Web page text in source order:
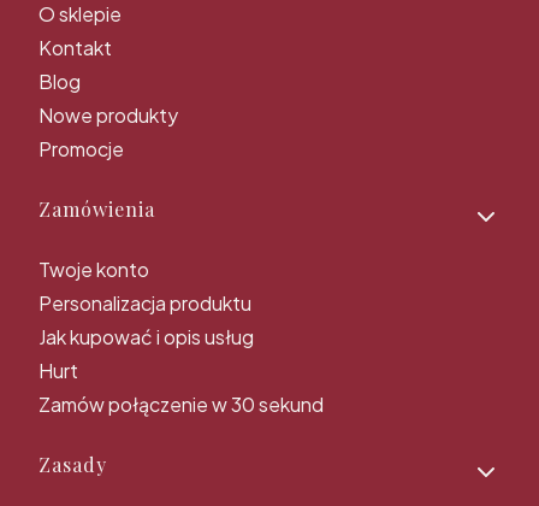
O sklepie
Kontakt
Blog
Nowe produkty
Promocje
Zamówienia
Twoje konto
Personalizacja produktu
Jak kupować i opis usług
Hurt
Zamów połączenie w 30 sekund
Zasady